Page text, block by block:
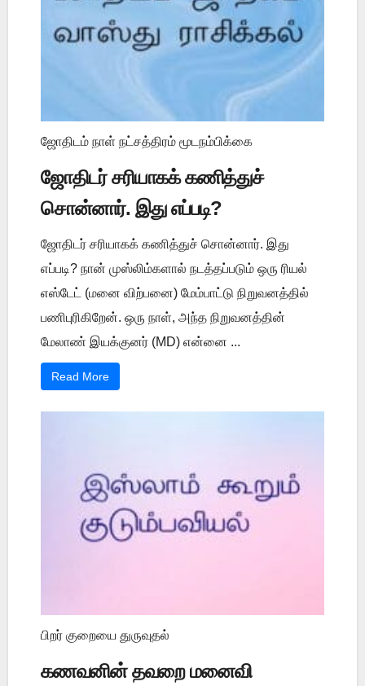
ஜோதிடம் நாள் நட்சத்திரம் மூடநம்பிக்கை
ஜோதிடர் சரியாகக் கணித்துச்
சொன்னார். இது எப்படி?
ஜோதிடர் சரியாகக் கணித்துச் சொன்னார். இது
எப்படி? நான் முஸ்லிம்களால் நடத்தப்படும் ஒரு ரியல்
எஸ்டேட் (மனை விற்பனை) மேம்பாட்டு நிறுவனத்தில்
பணிபுரிகிறேன். ஒரு நாள், அந்த நிறுவனத்தின்
மேலாண் இயக்குனர் (MD) என்னை ...
Read More
பிறர் குறையை துருவுதல்
கணவனின் தவறை மனைவி